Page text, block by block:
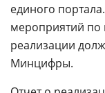
единого
мероприятий по
реализации
Минцифры.